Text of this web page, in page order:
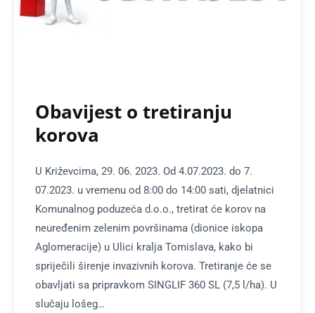
Obavijest o tretiranju
korova
U Križevcima, 29. 06. 2023. Od 4.07.2023. do 7.
07.2023. u vremenu od 8:00 do 14:00 sati, djelatnici
Komunalnog poduzeća d.o.o., tretirat će korov na
neuređenim zelenim površinama (dionice iskopa
Aglomeracije) u Ulici kralja Tomislava, kako bi
spriječili širenje invazivnih korova. Tretiranje će se
obavljati sa pripravkom SINGLIF 360 SL (7,5 l/ha). U
slučaju lošeg…